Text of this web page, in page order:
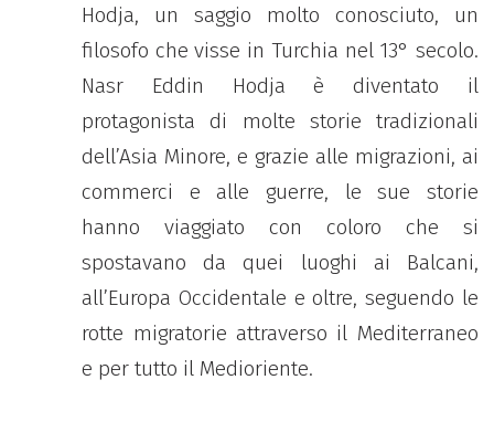
Hodja, un saggio molto conosciuto, un
filosofo che visse in Turchia nel 13° secolo.
Nasr Eddin Hodja è diventato il
protagonista di molte storie tradizionali
dell’Asia Minore, e grazie alle migrazioni, ai
commerci e alle guerre, le sue storie
hanno viaggiato con coloro che si
spostavano da quei luoghi ai Balcani,
all’Europa Occidentale e oltre, seguendo le
rotte migratorie attraverso il Mediterraneo
e per tutto il Medioriente.